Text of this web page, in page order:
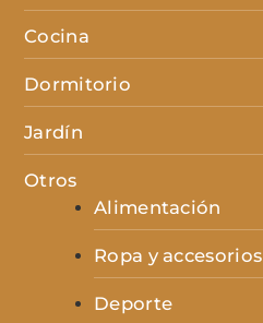
Cocina
Dormitorio
Jardín
Otros
Alimentación
Ropa y accesorios
Deporte